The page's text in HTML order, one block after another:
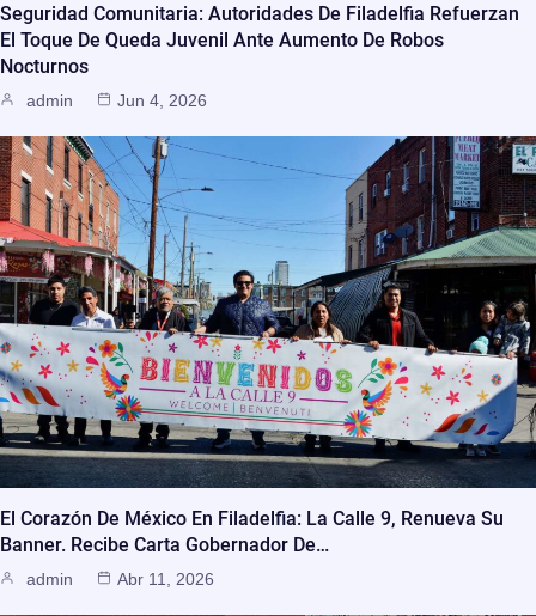
Seguridad Comunitaria: Autoridades De Filadelfia Refuerzan
El Toque De Queda Juvenil Ante Aumento De Robos
Nocturnos
admin Jun 4, 2026
El Corazón De México En Filadelfia: La Calle 9, Renueva Su
Banner. Recibe Carta Gobernador De…
admin Abr 11, 2026